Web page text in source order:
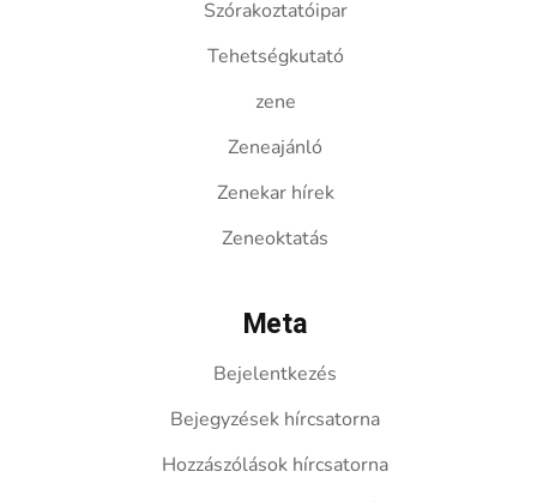
Szórakoztatóipar
Tehetségkutató
zene
Zeneajánló
Zenekar hírek
Zeneoktatás
Meta
Bejelentkezés
Bejegyzések hírcsatorna
Hozzászólások hírcsatorna